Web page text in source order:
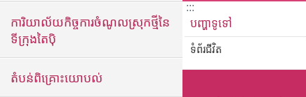
ការិយាល័យកិច្ចការចំណូលស្រុកថ្មីនៃ
ទីក្រុងតៃប៉ិ
តំបន់ពិគ្រោះយោបល់
:::
បញ្ហាទូទៅ
ទំព័រជីវិត